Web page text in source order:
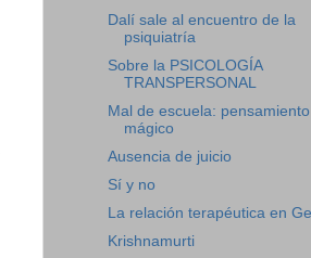
Dalí sale al encuentro de la
psiquiatría
Sobre la PSICOLOGÍA
TRANSPERSONAL
Mal de escuela: pensamiento
mágico
Ausencia de juicio
Sí y no
La relación terapéutica en
Krishnamurti